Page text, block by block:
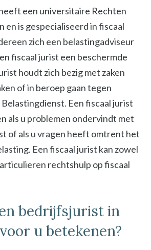
een universitaire Rechten
en is gespecialiseerd in fiscaal
zich een belastingadviseur
fiscaal jurist een beschermde
houdt zich bezig met zaken
of in beroep gaan tegen
Belastingdienst. Een fiscaal jurist
als u problemen ondervindt met
of als u vragen heeft omtrent het
Een fiscaal jurist kan zowel
rechtshulp op fiscaal
bedrijfsjurist in
u betekenen?